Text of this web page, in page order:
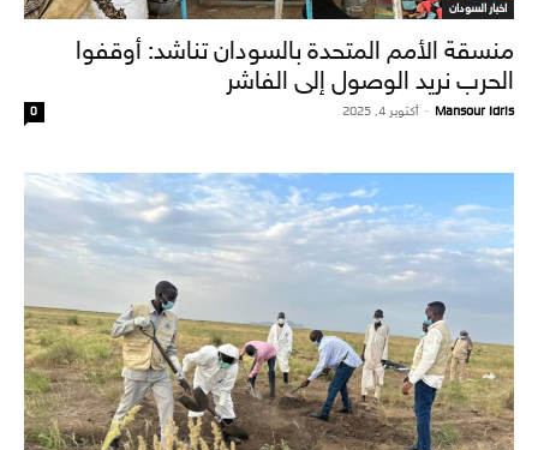
اخبار السودان
منسقة الأمم المتحدة بالسودان تناشد: أوقفوا
الحرب نريد الوصول إلى الفاشر
Mansour Idris
- أكتوبر 4, 2025 0